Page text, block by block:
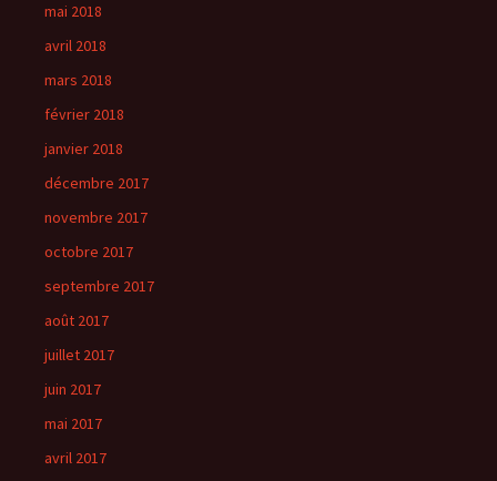
mai 2018
avril 2018
mars 2018
février 2018
janvier 2018
décembre 2017
novembre 2017
octobre 2017
septembre 2017
août 2017
juillet 2017
juin 2017
mai 2017
avril 2017